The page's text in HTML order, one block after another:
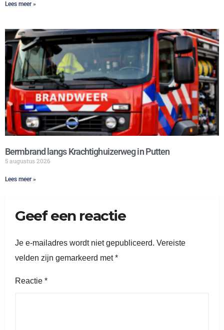
Lees meer »
Bermbrand langs Krachtighuizerweg in Putten
5 augustus 2026
Lees meer »
Geef een reactie
Je e-mailadres wordt niet gepubliceerd. Vereiste
velden zijn gemarkeerd met*
Reactie *